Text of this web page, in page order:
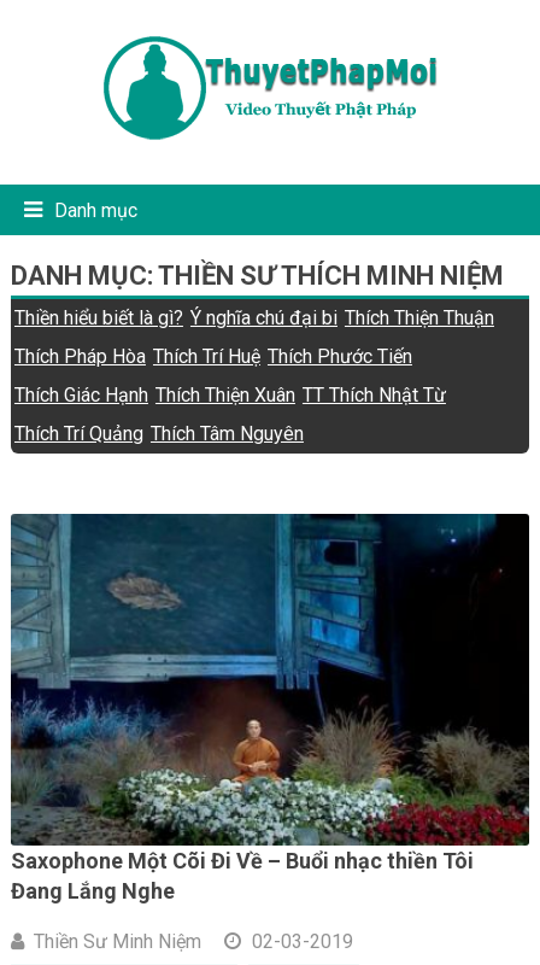
Danh mục
DANH MỤC: THIỀN SƯ THÍCH MINH NIỆM
Thiền hiểu biết là gì? Ý nghĩa chú đại bi Thích Thiện Thuận
Thích Pháp Hòa Thích Trí Huệ Thích Phước Tiến
Thích Giác Hạnh Thích Thiện Xuân TT Thích Nhật Từ
Thích Trí Quảng Thích Tâm Nguyên
Saxophone Một Cõi Đi Về – Buổi nhạc thiền Tôi
Đang Lắng Nghe
Thiền Sư Minh Niệm
02-03-2019